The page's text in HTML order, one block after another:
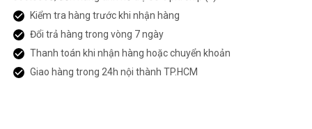
Kiểm tra hàng trước khi nhận hàng
Đổi trả hàng trong vòng 7 ngày
Thanh toán khi nhận hàng hoặc chuyển khoản
Giao hàng trong 24h nội thành TP.HCM